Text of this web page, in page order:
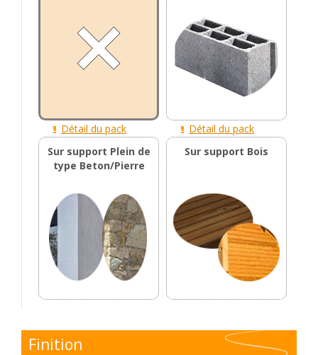
Détail du pack
Sur support Plein de
type Beton/Pierre
Détail du pack
Sur support Bois
Finition